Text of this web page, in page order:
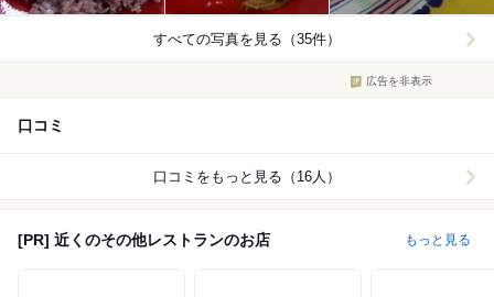
すべての写真を見る（35件）
広告を非表示
口コミ
口コミをもっと見る（16人）
[PR] 近くのその他レストランのお店 もっと見る